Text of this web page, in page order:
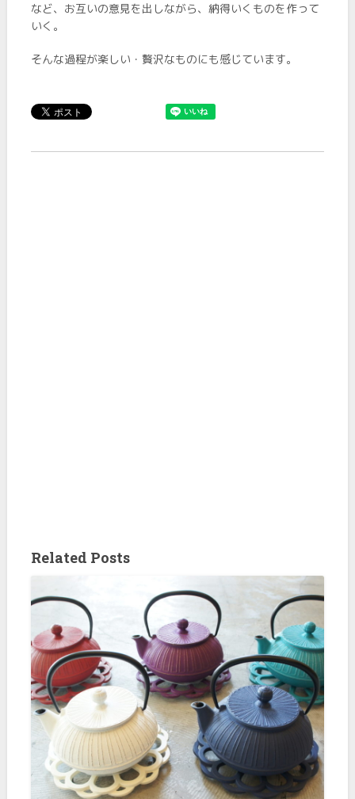
など、お互いの意見を出しながら、納得いくものを作って
いく。
そんな過程が楽しい・贅沢なものにも感じています。
Related Posts